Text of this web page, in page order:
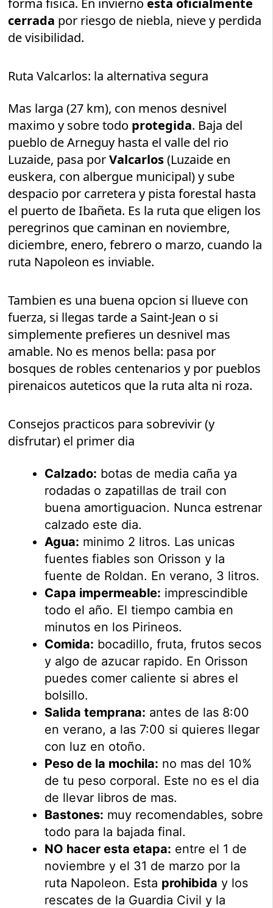
cerrada por riesgo de niebla, nieve y perdida
de visibilidad.
Ruta Valcarlos: la alternativa segura
Mas larga (27 km), con menos desnivel
maximo y sobre todo protegida. Baja del
pueblo de Arneguy hasta el valle del rio
Luzaide, pasa porValcarlos(Luzaide en
euskera, con albergue municipal) y sube
despacio por carretera y pista forestal hasta
el puerto de Ibañeta. Es la ruta que eligen los
peregrinos que caminan en noviembre,
diciembre, enero, febrero o marzo, cuando la
ruta Napoleon es inviable.
Tambien es una buena opcion si llueve con
fuerza, si llegas tarde a Saint-Jean o si
simplemente prefieres un desnivel mas
amable. No es menos bella: pasa por
bosques de robles centenarios y por pueblos
pirenaicos auteticos que la ruta alta ni roza.
Consejos practicos para sobrevivir (y
disfrutar) el primer dia
Calzado: botas de media caña ya
rodadas o zapatillas de trail con
buena amortiguacion. Nunca estrenar
calzado este dia.
Agua: minimo 2 litros. Las unicas
fuentes fiables son Orisson y la
fuente de Roldan. En verano, 3 litros.
Capa impermeable: imprescindible
todo el año. El tiempo cambia en
minutos en los Pirineos.
Comida: bocadillo, fruta, frutos secos
y algo de azucar rapido. En Orisson
puedes comer caliente si abres el
bolsillo.
Salida temprana: antes de las 8:00
en verano, a las 7:00 si quieres llegar
con luz en otoño.
Peso de la mochila: no mas del 10%
de tu peso corporal. Este no es el dia
de llevar libros de mas.
Bastones: muy recomendables, sobre
todo para la bajada final.
NO hacer esta etapa: entre el 1 de
noviembre y el 31 de marzo por la
ruta Napoleon. Esta prohibida y los
rescates de la Guardia Civil y la